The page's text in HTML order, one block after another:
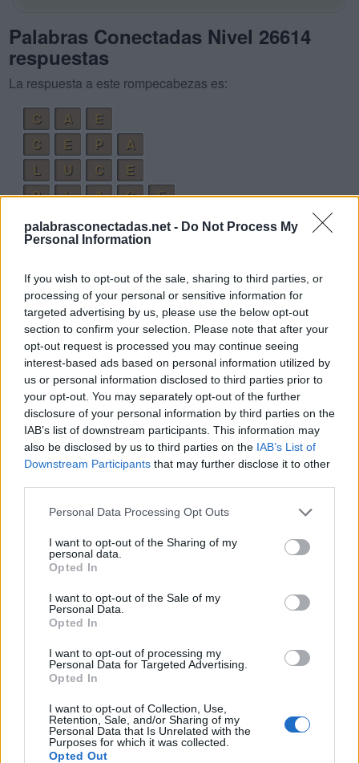
palabrasconectadas.net - Do Not Process My
Personal Information
If you wish to opt-out of the sale, sharing to third parties, or
processing of your personal or sensitive information for
targeted advertising by us, please use the below opt-out
section to confirm your selection. Please note that after your
opt-out request is processed you may continue seeing
interest-based ads based on personal information utilized by
us or personal information disclosed to third parties prior to
your opt-out. You may separately opt-out of the further
disclosure of your personal information by third parties on the
IAB’s list of downstream participants. This information may
also be disclosed by us to third parties on the IAB’s List of
Downstream Participants that may further disclose it to other
Personal Data Processing Opt Outs
I want to opt-out of the Sharing of my
personal data.
Opted In
I want to opt-out of the Sale of my
Personal Data.
Opted In
I want to opt-out of processing my
Personal Data for Targeted Advertising.
Opted In
I want to opt-out of Collection, Use,
Retention, Sale, and/or Sharing of my
Personal Data that Is Unrelated with the
Purposes for which it was collected.
Opted Out
Palabras Conectadas Nivel 26614
respuestas
La respuesta a este rompecabezas es:
C
A
E
C
E P
A
L
U C
E
P
L A C
E
P
E L U C
A
L
E
A
C
A
L
C
U A
L
L
U P
A
C
U L P
E
C
U L P
A
A
L C
E
C
A L
E
E L
A
E L
A
E C
U C
A
P A
BUSCAR MÁS
RESPUESTAS
Por favor seleccione los niveles: